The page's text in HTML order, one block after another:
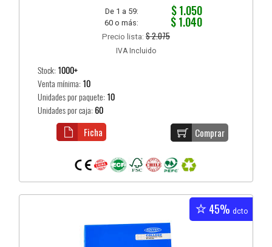
De 1 a 59: $ 1.050
60 o más: $ 1.040
Precio lista: $ 2.075
IVA Incluido
Stock: 1000+
Venta mínima: 10
Unidades por paquete: 10
Unidades por caja: 60
Comprar
Ficha
45% dcto